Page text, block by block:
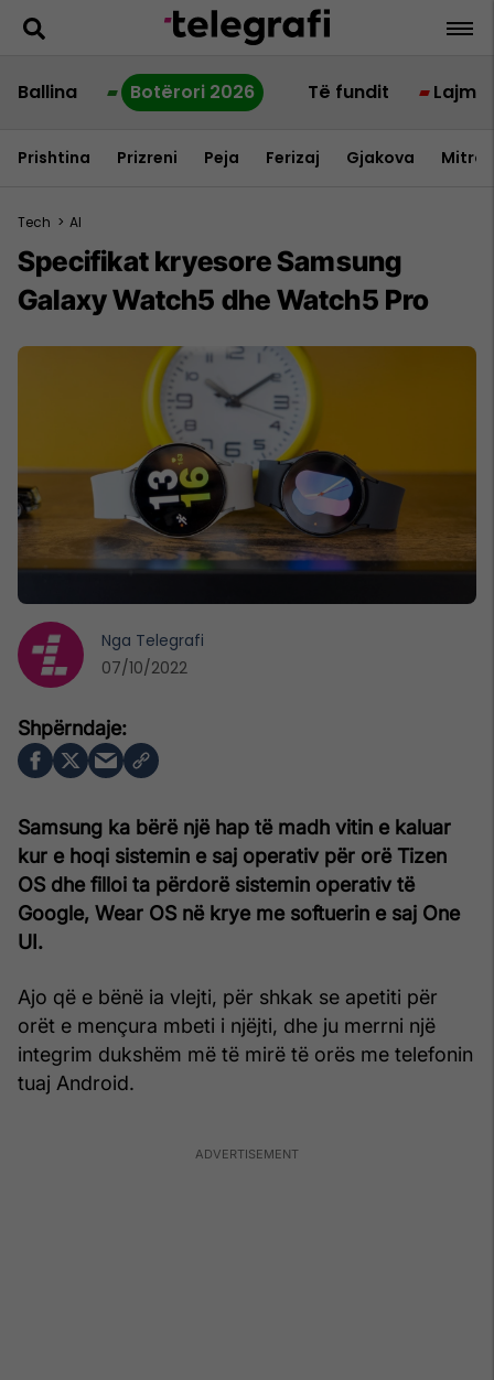
Ballina Botërori 2026 Të fundit Lajme
Prishtina Prizreni Peja Ferizaj Gjakova
Tech > AI
Specifikat kryesore Samsung
Galaxy Watch5 dhe Watch5 Pro
Samsung ka bërë një hap të madh vitin e kaluar
kur e hoqi sistemin e saj operativ për orë Tizen
OS dhe filloi ta përdorë sistemin operativ të
Google, Wear OS në krye me softuerin e saj One
UI.
Ajo që e bënë ia vlejti, për shkak se apetiti për
orët e mençura mbeti i njëjti, dhe ju merrni një
integrim dukshëm më të mirë të orës me telefonin
tuaj Android.
Nga Telegrafi
07/10/2022